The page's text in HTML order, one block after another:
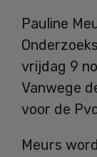
Pauline
vrijdag 9
Vanwege
voor de
Meurs